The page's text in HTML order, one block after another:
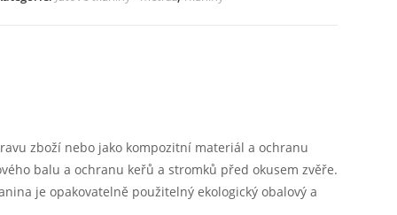
zboží nebo jako kompozitní materiál a ochranu
balu a ochranu keřů a stromků před okusem zvěře.
je opakovatelně použitelný ekologický obalový a